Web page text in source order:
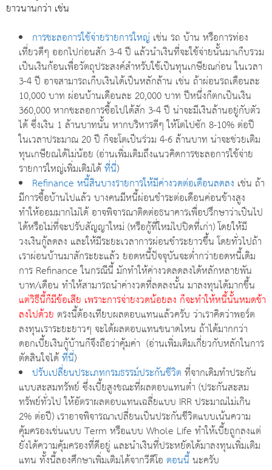
ยาวนานกว่า เช่น
การชะลอการใช้จ่ายรายการใหญ่ เช่น รถ บ้าน หรือการท่อง
เที่ยวดีๆ ออกไปก่อนสัก 3-4 ปี แล้วนำเงินที่จะใช้จ่ายนั้นมาเก็บรวม
เป็นเงินก้อนเพื่อวัตถุประสงค์สำหรับใช้เป็นทุนเกษียณก่อน ในเวลา
3-4 ปี อาจสามารถเก็บเงินได้เป็นหลักล้าน เช่น ถ้าผ่อนรถเดือนละ
10,000 บาท ผ่อนบ้านเดือนละ 20,000 บาท ปีหนึ่งก็ตกเป็นเงิน
360,000 หากชะลอการซื้อไปได้สัก 3-4 ปี น่าจะมีเงินล้านอยู่กับตัว
ได้ ซึ่งเงิน 1 ล้านบาทนั้น หากบริหารดีๆ ให้โตไปซัก 8-10% ต่อปี
ในเวลาประมาณ 20 ปี ก็จะโตเป็นร่วม 4-6 ล้านบาท น่าจะช่วยเติม
ทุนเกษียณได้ไม่น้อย (อ่านเพิ่มเติมถึงแนวคิดการชะลอการใช้จ่าย
รายการใหญ่เพิ่มเติมได้ที่นี่)
Refinance หนี้สินบางรายการให้มีค่างวดต่อเดือนลดลง เช่น ถ้า
มีการซื้อบ้านไปแล้ว บางคนมีหนี้ผ่อนชำระต่อเดือนค่อนข้างสูง
ทำให้ออมมากไม่ได้ อาจพิจารณาติดต่อธนาคารเพื่อปรึกษาว่าเป็นไป
ได้หรือไม่ที่จะปรับสัญญาใหม่ (หรือกู้ที่ใหม่ไปปิดที่เก่า) โดยให้มี
วงเงินกู้ลดลง และให้มีระยะเวลาการผ่อนชำระยาวขึ้น โดยทั่วไปถ้า
เราผ่อนบ้านมาสักระยะแล้ว ยอดหนี้ปัจจุบันจะต่ำกว่ายอดหนี้เดิม
การ Refinance ในกรณีนี้ มักทำให้ค่างวดลดลงได้หลักหลายพัน
บาท/เดือน ทำให้สามารถนำค่างวดที่ลดลงนั้น มาลงทุนได้มากขึ้น
แต่วิธีนี้ก็มีข้อเสีย เพราะการจ่ายงวดน้อยลง ก็จะทำให้หนี้นั้นหมดช้า
ลงไปด้วย ตรงนี้ต้องเทียบผลตอบแทนแล้วครับ ว่าเราคิดว่าพอร์ต
ลงทุนเราระยะยาวๆ จะได้ผลตอบแทนขนาดไหน ถ้าได้มากกว่า
ดอกเบี้ยเงินกู้บ้านก็จึงถือว่าคุ้มค่า (อ่านเพิ่มเติมเกี่ยวกับหลักในการ
ตัดสินใจได้ที่นี่)
ปรับเปลี่ยนประเภทกรมธรรม์ประกันชีวิต ที่จากเดิมทำประกัน
แบบสะสมทรัพย์ ซึ่งเบี้ยสูงขณะที่ผลตอบแทนต่ำ (ประกันสะสม
ทรัพย์ทั่วไป ให้อัตราผลตอบแทนเฉลี่ยแบบ IRR ประมาณไม่เกิน
2% ต่อปี) เราอาจพิจารณาเปลี่ยนเป็นประกันชีวิตแบบเน้นความ
คุ้มครองเช่นแบบ Term หรือแบบ Whole Life ทำให้เบี้ยถูกลงแต่
ยังได้ความคุ้มครองที่ดีอยู่ และนำเงินที่ประหยัดได้มาลงทุนเพิ่มเติม
แทน ทั้งนี้ลองศึกษาเพิ่มเติมได้จากวีดีโอ ตอนนี้ นะครับ